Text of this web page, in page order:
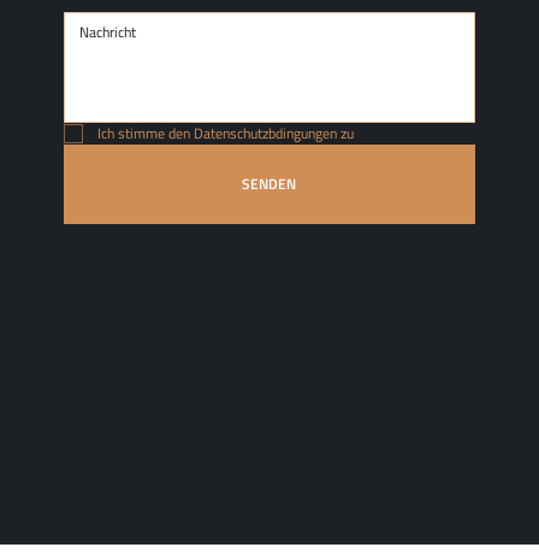
Ich stimme den Datenschutzbdingungen zu
SENDEN